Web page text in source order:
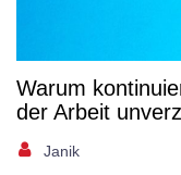
Warum
der Arbeit
Janik